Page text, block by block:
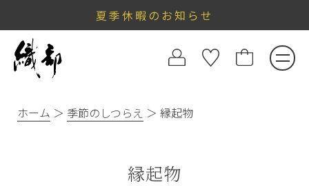
夏季休暇のお知らせ
ホーム 季節のしつらえ 縁起物
縁起物